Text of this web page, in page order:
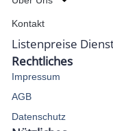
Kontakt
Listenpreise
Rechtliches
Impressum
AGB
Datenschutz